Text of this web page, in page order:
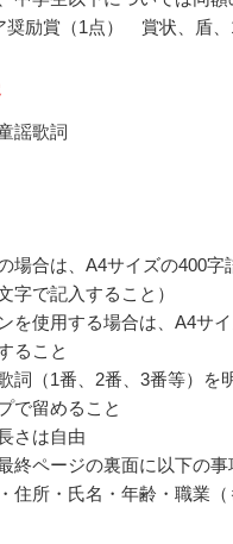
奨励賞（1点） 賞状、盾、
謡歌詞
場合は、A4サイズの400字
字で記入すること）
を使用する場合は、A4サ
ること
詞（1番、2番、3番等）を
で留めること
さは自由
終ページの裏面に以下の事
住所・氏名・年齢・職業